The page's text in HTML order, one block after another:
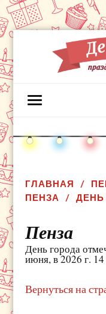
ГЛАВНАЯ
ПЕНЗА
ДЕНЬ
Пенза
День города
июня, в 2026 г.
Вернуться на